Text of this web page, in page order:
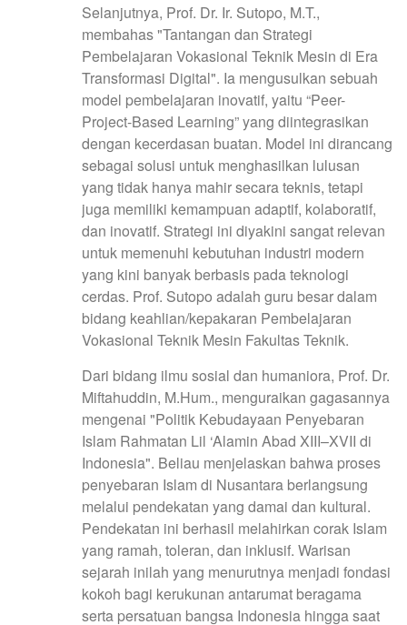
Selanjutnya, Prof. Dr. Ir. Sutopo, M.T.,
membahas "Tantangan dan Strategi
Pembelajaran Vokasional Teknik Mesin di Era
Transformasi Digital". Ia mengusulkan sebuah
model pembelajaran inovatif, yaitu “Peer-
Project-Based Learning” yang diintegrasikan
dengan kecerdasan buatan. Model ini dirancang
sebagai solusi untuk menghasilkan lulusan
yang tidak hanya mahir secara teknis, tetapi
juga memiliki kemampuan adaptif, kolaboratif,
dan inovatif. Strategi ini diyakini sangat relevan
untuk memenuhi kebutuhan industri modern
yang kini banyak berbasis pada teknologi
cerdas. Prof. Sutopo adalah guru besar dalam
bidang keahlian/kepakaran Pembelajaran
Vokasional Teknik Mesin Fakultas Teknik.
Dari bidang ilmu sosial dan humaniora, Prof. Dr.
Miftahuddin, M.Hum., menguraikan gagasannya
mengenai "Politik Kebudayaan Penyebaran
Islam Rahmatan Lil ‘Alamin Abad XIII–XVII di
Indonesia". Beliau menjelaskan bahwa proses
penyebaran Islam di Nusantara berlangsung
melalui pendekatan yang damai dan kultural.
Pendekatan ini berhasil melahirkan corak Islam
yang ramah, toleran, dan inklusif. Warisan
sejarah inilah yang menurutnya menjadi fondasi
kokoh bagi kerukunan antarumat beragama
serta persatuan bangsa Indonesia hingga saat